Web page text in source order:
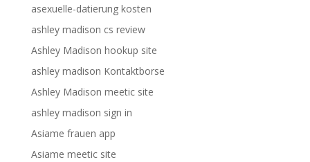
asexuelle-datierung kosten
ashley madison cs review
Ashley Madison hookup site
ashley madison Kontaktborse
Ashley Madison meetic site
ashley madison sign in
Asiame frauen app
Asiame meetic site